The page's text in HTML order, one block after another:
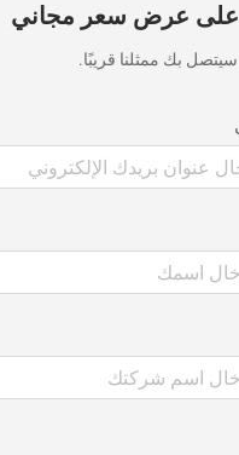
عرض سعر مجاني
سيتصل بك ممثلنا قريبًا.